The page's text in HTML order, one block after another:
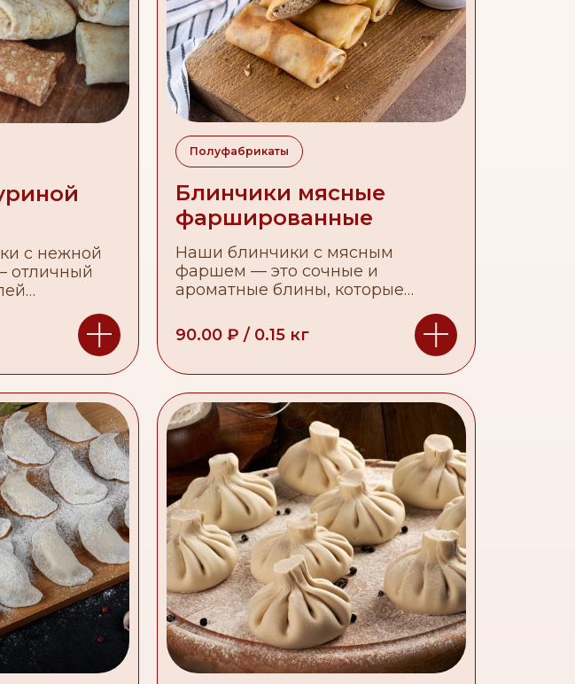
с нежной
отличный
в блюдах.
Полуфабрикаты
Блинчики мясные
фаршированные
Наши блинчики с мясным
фаршем — это сочные и
ароматные блины, которые
сытного завтрака или обеда.
90.00 ₽ / 0.15 кг